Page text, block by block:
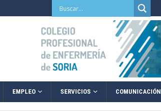
EMPLEO SERVICIOS COMUNICACIÓN